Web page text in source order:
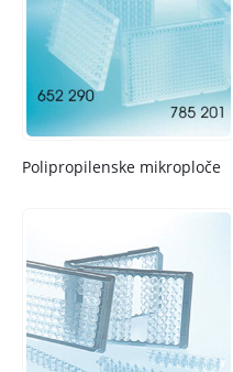
Polipropilenske mikroploče